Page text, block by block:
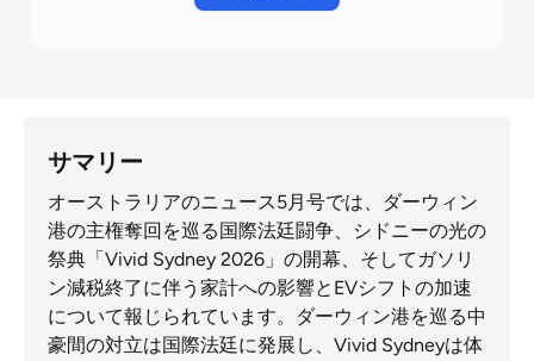
サマリー
オーストラリアのニュース5月号では、ダーウィン
港の主権奪回を巡る国際法廷闘争、シドニーの光の
祭典「Vivid Sydney 2026」の開幕、そしてガソリ
ン減税終了に伴う家計への影響とEVシフトの加速
について報じられています。ダーウィン港を巡る中
豪間の対立は国際法廷に発展し、Vivid Sydneyは体